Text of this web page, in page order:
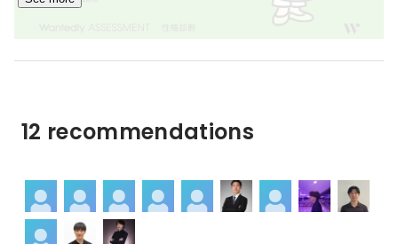
出る共通の考え方や仕組みを深く理解することが必要で
す。セールス、マーケティング、人材育成、組織マネジメ
前はほどんどが未経験よりスタートしています。世界共通
の教育制度を活用し、史上最高の自己成長を目指すことが
２、海外研修制度で世界から学ぶ
私たちは日本に留まらず、海外研修制度を活用し世界で活
12 recommendations